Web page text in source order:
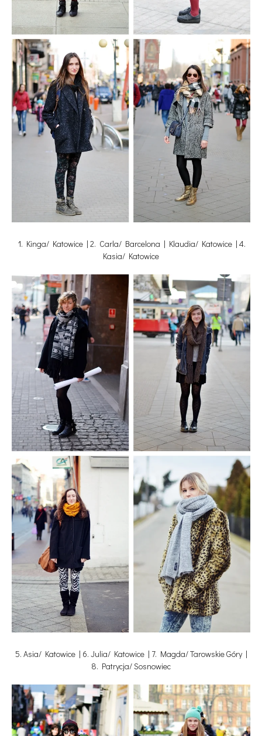
1. Kinga/ Katowice | 2. Carla/ Barcelona | Klaudia/ Katowice | 4.
Kasia/ Katowice
5. Asia/ Katowice | 6. Julia/ Katowice | 7. Magda/ Tarowskie Góry |
8. Patrycja/ Sosnowiec